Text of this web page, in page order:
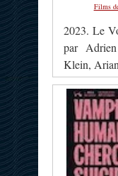
Films
2023. Le
par
Klein,